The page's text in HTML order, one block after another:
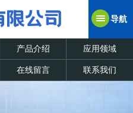
导航
产品介绍 应用领域
在线留言 联系我们